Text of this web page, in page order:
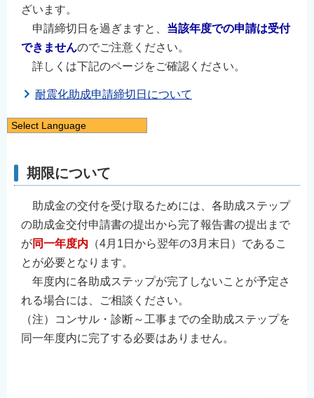
ざいます。
申請締切日を過ぎますと、 当該年度での申請は受付
できませんのでご注意ください。
詳しくは下記のページをご確認ください。
耐震化助成申請締切日について
⠀
期限について
助成金の交付を受け取るためには、各助成ステップ
の助成金交付申請書の提出から完了報告書の提出まで
が同一年度内 （4月1日から翌年の3月末日）であるこ
とが必要となります。
年度内に各助成ステップが完了しないことが予定さ
れる場合には、ご相談ください。
（注）コンサル・診断～工事までの全助成ステップを
同一年度内に完了する必要はありません。
Select Language
English
简体中文
繁體中文
한국어
नेपाली
Filipino